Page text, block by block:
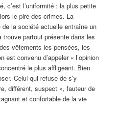
c’est l’uniformité : la plus petite
le pire des crimes. La
la société actuelle entraîne un
trouve partout présente dans les
vêtements les pensées, les
est convenu d’appeler « l’opinion
le plus affligeant. Bien
Celui qui refuse de s’y
différent, suspect », fauteur de
et confortable de la vie